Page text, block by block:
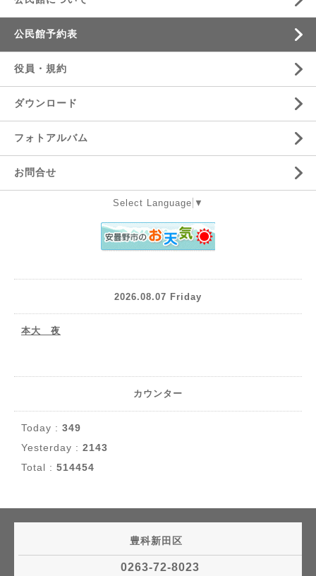
公民館予約表
役員・規約
ダウンロード
フォトアルバム
お問合せ
Select Language ▼
2026.08.07 Friday
本大 夜
カウンター
Today : 349
Yesterday : 2143
Total : 514454
豊科新田区
0263-72-8023